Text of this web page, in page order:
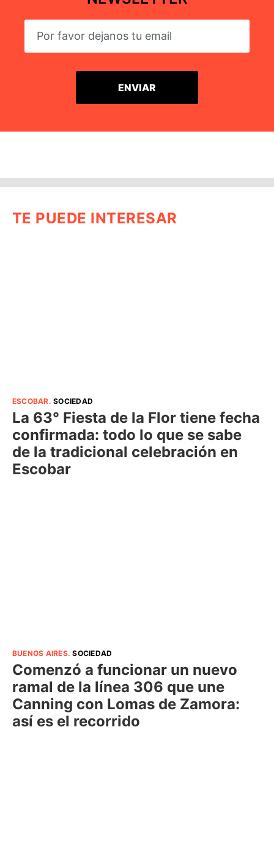
TE PUEDE INTERESAR
ESCOBAR.SOCIEDAD
La 63° Fiesta de la Flor tiene fecha
confirmada: todo lo que se sabe
de la tradicional celebración en
Escobar
BUENOS AIRES.SOCIEDAD
Comenzó a funcionar un nuevo
ramal de la línea 306 que une
Canning con Lomas de Zamora:
así es el recorrido